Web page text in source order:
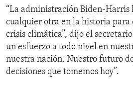
“La administración Biden-Harris
cualquier otra en la historia
crisis climática”, dijo el
un esfuerzo a todo nivel en
nuestra nación. Nuestro futuro
decisiones que tomemos hoy”.